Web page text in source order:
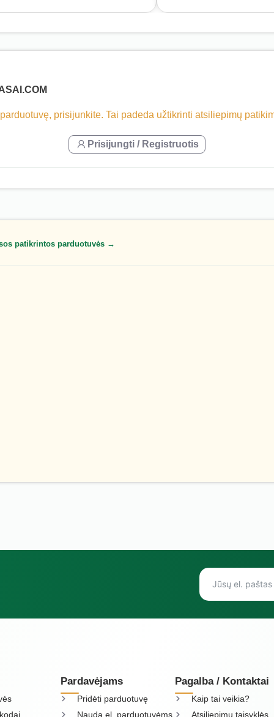
prisijunkite. Tai padeda užtikrinti atsiliepimų
Prisijungti / Registruotis
patikrintos parduotuvės →
Pardavėjams
Pridėti parduotuvę
Nauda el. parduotuvėms
Pagalba / Kontaktai
Kaip tai veikia?
Atsiliepimų taisyklės